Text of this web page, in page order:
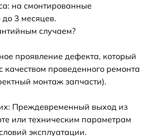
на смонтированные
3 месяцев.
случаем?
проявление дефекта, который
качеством проведенного ремонта
монтаж запчасти).
Преждевременный выход из
или техническим параметрам
эксплуатации.